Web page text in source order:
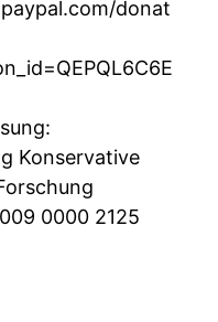
donat
Konservative
0000 2125